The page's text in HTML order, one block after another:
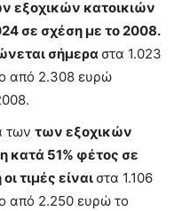
εξοχικών κατοικιών
σε σχέση με το 2008.
σήμερα στα 1.023
από 2.308 ευρώ
των των εξοχικών
κατά 51% φέτος σε
τιμές είναι στα 1.106
από 2.250 ευρώ το